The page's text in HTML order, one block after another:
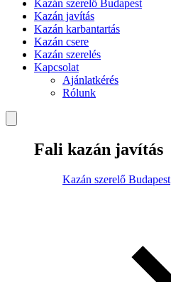
Kazán szerelő Budapest
Kazán javítás
Kazán karbantartás
Kazán csere
Kazán szerelés
Kapcsolat
Ajánlatkérés
Rólunk
Fali kazán javítás
Kazán szerelő Budapest